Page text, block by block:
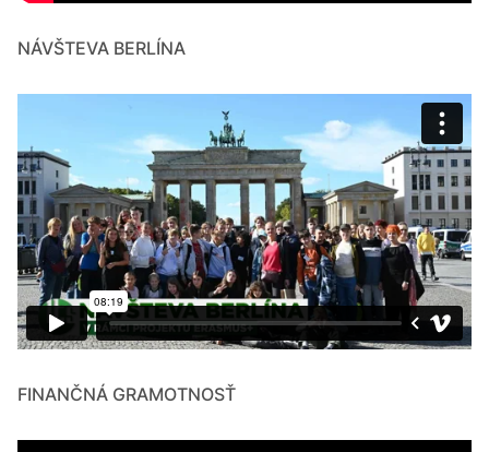
NÁVŠTEVA BERLÍNA
FINANČNÁ GRAMOTNOSŤ